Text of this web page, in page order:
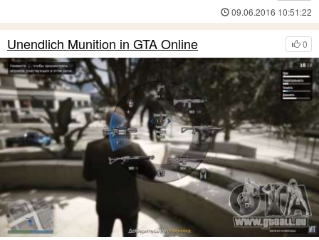
09.06.2016 10:51:22
0
Unendlich Munition in GTA Online